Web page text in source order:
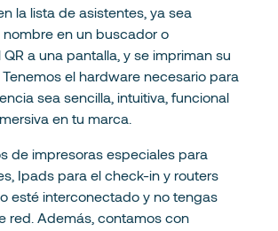
la lista de asistentes, ya sea
en un buscador o
a una pantalla, y se impriman su
el hardware necesario para
sea sencilla, intuitiva, funcional
en tu marca.
de impresoras especiales para
Ipads para el check-in y routers
esté interconectado y no tengas
red. Además, contamos con